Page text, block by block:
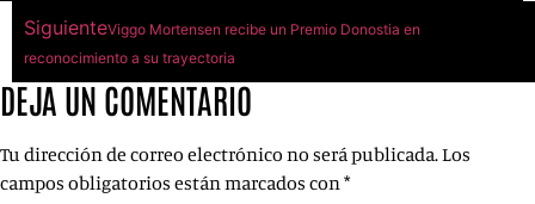
SiguienteViggo Mortensen recibe un Premio Donostia en
reconocimiento a su trayectoria
DEJA UN COMENTARIO
Tu dirección de correo electrónico no será publicada.Los
campos obligatorios están marcados con*